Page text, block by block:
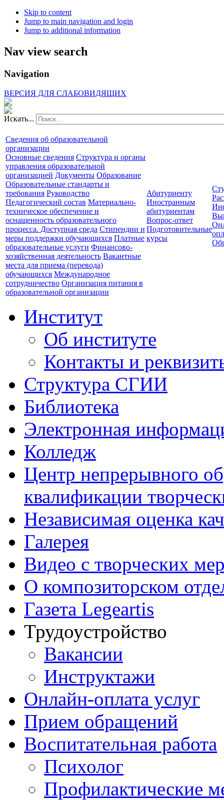
Skip to content
Jump to main navigation and login
Jump to additional information
Nav view search
Navigation
ВЕРСИЯ ДЛЯ СЛАБОВИДЯЩИХ
Искать...
Сведения об образовательной
организации
Основные сведения Структура и органы
управления образовательной
организацией Документы Образование
Образовательные стандарты и
требования Руководство
Педагогический состав Материально-
техническое обеспечение и
оснащенность образовательного
процесса. Доступная среда Стипендии и
меры поддержки обучающихся Платные
образовательные услуги Финансово-
хозяйственная деятельность Вакантные
места для приема (перевода)
обучающихся Международное
сотрудничество Организация питания в
образовательной организации
Абитуриенту
Иностранным
абитуриентам
Вопрос-ответ
Подготовительные
курсы
Институт
Об институте
Контакты и
Структура СГИИ
Библиотека
Электронная
Колледж
Центр непрерывного
квалификации
Независимая оценка
Галерея
Видео с творческих
О композиторском
Газета Legeartis
Трудоустройство
Вакансии
Инструктажи
Онлайн-оплата услуг
Прием обращений
Воспитательная работа
Психолог
Профилактические